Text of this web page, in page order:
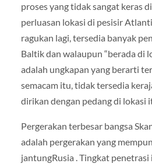
proses yang tidak sangat keras
perluasan lokasi di pesisir
ragukan lagi, tersedia banyak
Baltik dan walaupun “berada di
adalah ungkapan yang berarti
semacam itu, tidak tersedia
dirikan dengan pedang di lokasi
Pergerakan terbesar bangsa
adalah pergerakan yang
jantungRusia . Tingkat